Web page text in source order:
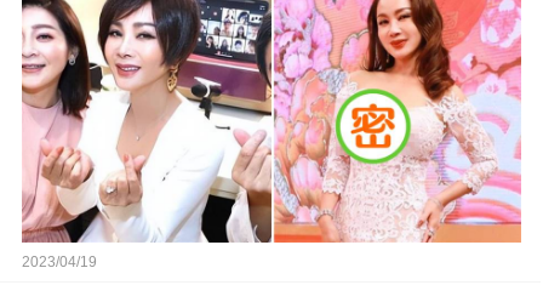
2023/04/19